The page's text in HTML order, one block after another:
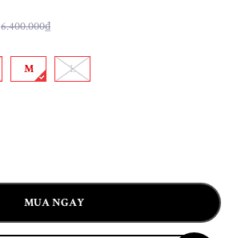
6.400.000₫
M L
MUA NGAY